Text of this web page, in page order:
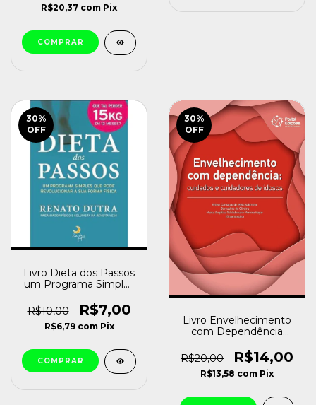
R$20,37 com Pix
30%
OFF
Livro Dieta dos Passos
um Programa Simples
Revolucionar a sua
Forma Física Dutra,
Renato [usado]
R$10,00 R$7,00
R$6,79 com Pix
30%
OFF
Livro Envelhecimento
com Dependência
de Idosos Arlete
Camargo Melo
Salimene e Outros
R$20,00 R$14,00
R$13,58 com Pix